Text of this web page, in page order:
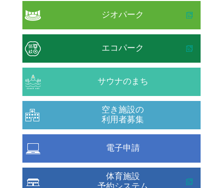
ジオパーク
エコパーク
サウナのまち
空き施設の
利用者募集
電子申請
体育施設